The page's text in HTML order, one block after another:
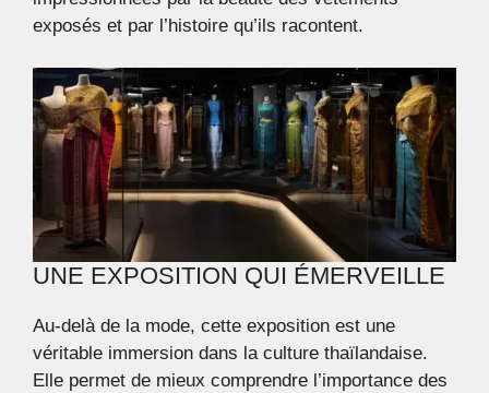
exposés et par l’histoire qu’ils racontent.
UNE EXPOSITION QUI ÉMERVEILLE
Au-delà de la mode, cette exposition est une
véritable immersion dans la culture thaïlandaise.
Elle permet de mieux comprendre l’importance des